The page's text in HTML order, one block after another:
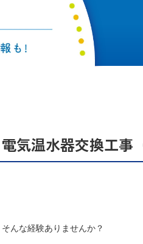
気温水器交換工事
そんな経験ありませんか？